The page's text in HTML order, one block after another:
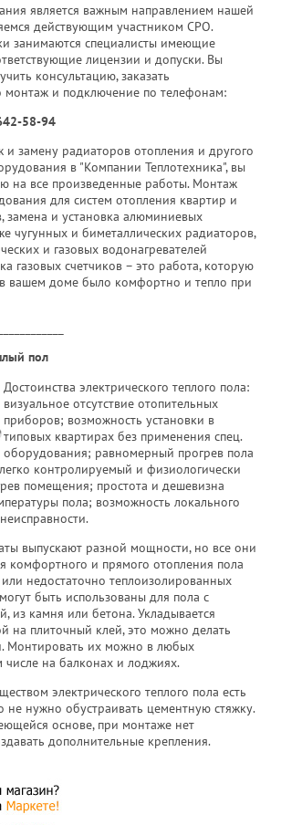
является важным направлением нашей
действующим участником СРО.
занимаются специалисты имеющие
лицензии и допуски. Вы
консультацию, заказать
монтаж и подключение по телефонам:
58-94
замену радиаторов отопления и другого
в "Компании Теплотехника", вы
на все произведенные работы. Монтаж
для систем отопления квартир и
замена и установка алюминиевых
чугунных и биметаллических радиаторов,
и газовых водонагревателей
газовых счетчиков – это работа, которую
вашем доме было комфортно и тепло при
пол
Достоинства электрического теплого пола:
визуальное отсутствие отопительных
приборов; возможность установки в
типовых квартирах без применения спец.
оборудования; равномерный прогрев пола
контролируемый и физиологически
помещения; простота и дешевизна
пола; возможность локального
выпускают разной мощности, но все они
комфортного и прямого отопления пола
недостаточно теплоизолированных
быть использованы для пола с
из камня или бетона. Укладывается
на плиточный клей, это можно делать
Монтировать их можно в любых
на балконах и лоджиях.
электрического теплого пола есть
не нужно обустраивать цементную стяжку.
основе, при монтаже нет
дополнительные крепления.